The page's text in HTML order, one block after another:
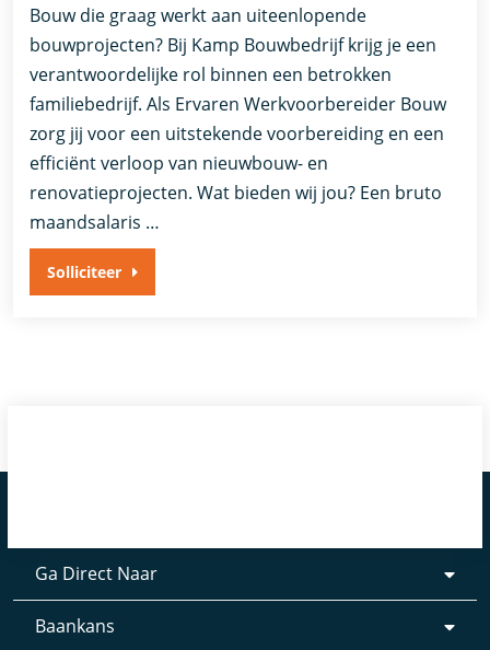
Bouw die graag werkt aan uiteenlopende
bouwprojecten? Bij Kamp Bouwbedrijf krijg je een
verantwoordelijke rol binnen een betrokken
familiebedrijf. Als Ervaren Werkvoorbereider Bouw
zorg jij voor een uitstekende voorbereiding en een
efficiënt verloop van nieuwbouw- en
renovatieprojecten. Wat bieden wij jou? Een bruto
maandsalaris …
Solliciteer
Ga Direct Naar
Baankans